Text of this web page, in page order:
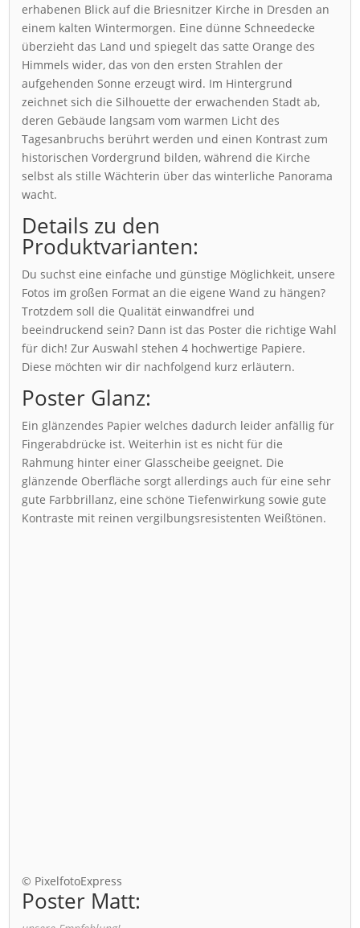
erhabenen Blick auf die Briesnitzer Kirche in Dresden an
einem kalten Wintermorgen. Eine dünne Schneedecke
überzieht das Land und spiegelt das satte Orange des
Himmels wider, das von den ersten Strahlen der
aufgehenden Sonne erzeugt wird. Im Hintergrund
zeichnet sich die Silhouette der erwachenden Stadt ab,
deren Gebäude langsam vom warmen Licht des
Tagesanbruchs berührt werden und einen Kontrast zum
historischen Vordergrund bilden, während die Kirche
selbst als stille Wächterin über das winterliche Panorama
wacht.
Details zu den
Produktvarianten:
Du suchst eine einfache und günstige Möglichkeit, unsere
Fotos im großen Format an die eigene Wand zu hängen?
Trotzdem soll die Qualität einwandfrei und
beeindruckend sein? Dann ist das Poster die richtige Wahl
für dich! Zur Auswahl stehen 4 hochwertige Papiere.
Diese möchten wir dir nachfolgend kurz erläutern.
Poster Glanz:
Ein glänzendes Papier welches dadurch leider anfällig für
Fingerabdrücke ist. Weiterhin ist es nicht für die
Rahmung hinter einer Glasscheibe geeignet. Die
glänzende Oberfläche sorgt allerdings auch für eine sehr
gute Farbbrillanz, eine schöne Tiefenwirkung sowie gute
Kontraste mit reinen vergilbungsresistenten Weißtönen.
© PixelfotoExpress
Poster Matt: